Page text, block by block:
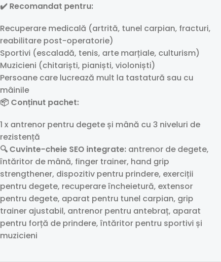
✔️ Recomandat pentru:
Recuperare medicală (artrită, tunel carpian, fracturi,
reabilitare post-operatorie)
Sportivi (escaladă, tenis, arte marțiale, culturism)
Muzicieni (chitariști, pianiști, violoniști)
Persoane care lucrează mult la tastatură sau cu
mâinile
📦 Conținut pachet:
1 x antrenor pentru degete și mână cu 3 niveluri de
rezistență
🔍 Cuvinte-cheie SEO integrate: antrenor de degete,
întăritor de mână, finger trainer, hand grip
strengthener, dispozitiv pentru prindere, exerciții
pentru degete, recuperare încheietură, extensor
pentru degete, aparat pentru tunel carpian, grip
trainer ajustabil, antrenor pentru antebraț, aparat
pentru forță de prindere, întăritor pentru sportivi și
muzicieni